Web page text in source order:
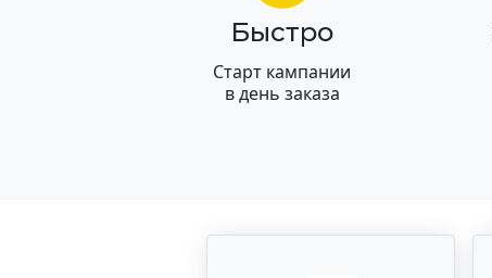
Быстро
Старт кампании
в день заказа